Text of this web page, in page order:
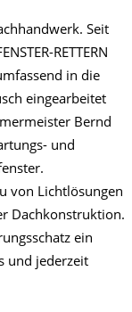
Seit
RETTERN
in die
eingearbeitet
Bernd
und
von Lichtlösungen
Dachkonstruktion.
ein
und jederzeit